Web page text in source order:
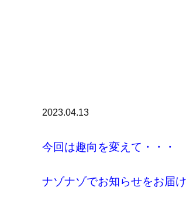
2023.04.13
今回は趣向を変えて・・・
ナゾナゾでお知らせをお届け